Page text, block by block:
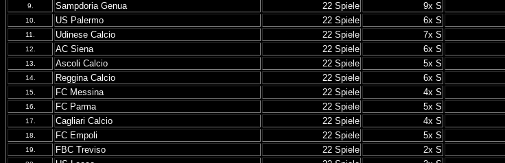
9. Sampdoria Genua 22 Spiele 9x S
10. US Palermo 22 Spiele 6x S
11. Udinese Calcio 22 Spiele 7x S
12. AC Siena 22 Spiele 6x S
13. Ascoli Calcio 22 Spiele 5x S
14. Reggina Calcio 22 Spiele 6x S
15. FC Messina 22 Spiele 4x S
16. FC Parma 22 Spiele 5x S
17. Cagliari Calcio 22 Spiele 4x S
18. FC Empoli 22 Spiele 5x S
19. FBC Treviso 22 Spiele 2x S